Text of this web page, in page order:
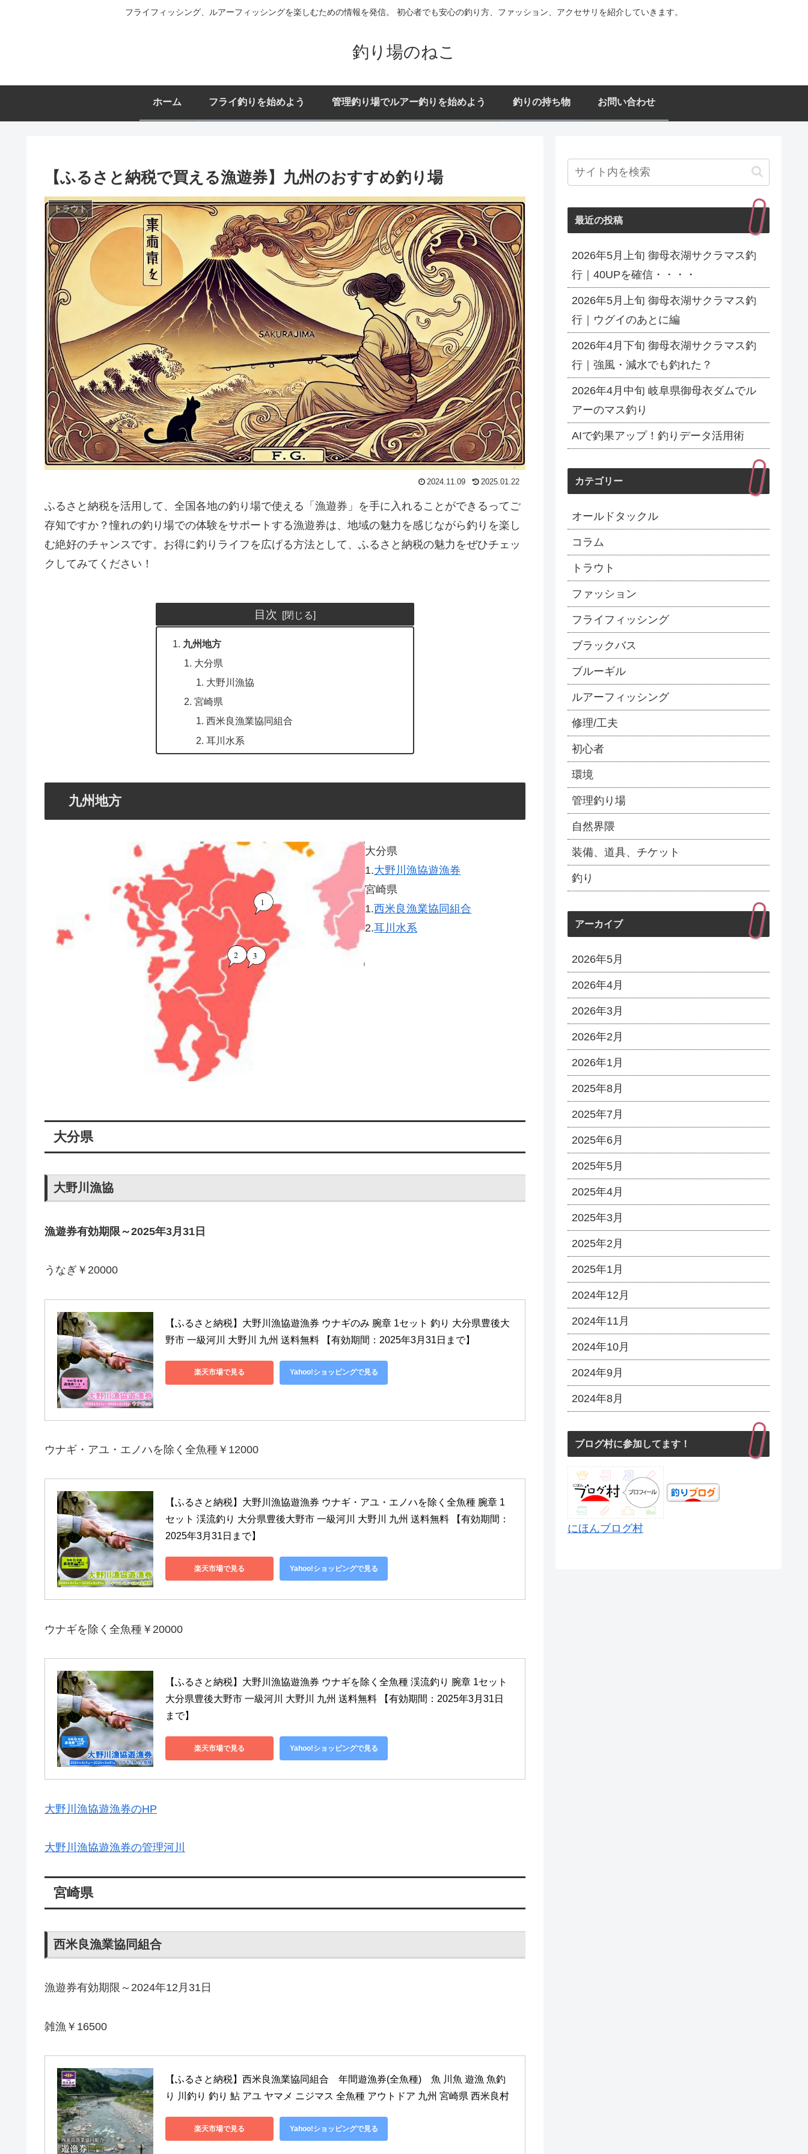
フライフィッシング、ルアーフィッシングを楽しむための情報を発信。 初心者でも安心の釣り方、ファッション、アクセサリを紹介していきます。
釣り場のねこ
ホーム フライ釣りを始めよう 管理釣り場でルアー釣りを始めよう 釣りの持ち物 お問い合わせ
【ふるさと納税で買える漁遊券】九州のおすすめ釣り場
トラウト
2024.11.09 2025.01.22
ふるさと納税を活用して、全国各地の釣り場で使える「漁遊券」を手に入れることができるってご
存知ですか？憧れの釣り場での体験をサポートする漁遊券は、地域の魅力を感じながら釣りを楽し
む絶好のチャンスです。お得に釣りライフを広げる方法として、ふるさと納税の魅力をぜひチェッ
クしてみてください！
目次
九州地方
大分県
大野川漁協
宮崎県
西米良漁業協同組合
耳川水系
九州地方
大分県
1.大野川漁協遊漁券
宮崎県
1.西米良漁業協同組合
2.耳川水系
大分県
大野川漁協
漁遊券有効期限～2025年3月31日
うなぎ￥20000
【ふるさと納税】大野川漁協遊漁券 ウナギのみ 腕章 1セット 釣り 大分県豊後大
野市 一級河川 大野川 九州 送料無料 【有効期間：2025年3月31日まで】
楽天市場で見る Yahoo!ショッピングで見る
ウナギ・アユ・エノハを除く全魚種￥12000
【ふるさと納税】大野川漁協遊漁券 ウナギ・アユ・エノハを除く全魚種 腕章 1
セット 渓流釣り 大分県豊後大野市 一級河川 大野川 九州 送料無料 【有効期間：
2025年3月31日まで】
楽天市場で見る Yahoo!ショッピングで見る
ウナギを除く全魚種￥20000
【ふるさと納税】大野川漁協遊漁券 ウナギを除く全魚種 渓流釣り 腕章 1セット
大分県豊後大野市 一級河川 大野川 九州 送料無料 【有効期間：2025年3月31日
まで】
楽天市場で見る Yahoo!ショッピングで見る
大野川漁協遊漁券のHP
大野川漁協遊漁券の管理河川
宮崎県
西米良漁業協同組合
漁遊券有効期限～2024年12月31日
雑漁￥16500
【ふるさと納税】西米良漁業協同組合　年間遊漁券(全魚種)　魚 川魚 遊漁 魚釣
り 川釣り 釣り 鮎 アユ ヤマメ ニジマス 全魚種 アウトドア 九州 宮崎県 西米良村
楽天市場で見る Yahoo!ショッピングで見る
最近の投稿
2026年5月上旬 御母衣湖サクラマス釣
行｜40UPを確信・・・・
2026年5月上旬 御母衣湖サクラマス釣
行｜ウグイのあとに編
2026年4月下旬 御母衣湖サクラマス釣
行｜強風・減水でも釣れた？
2026年4月中旬 岐阜県御母衣ダムでル
アーのマス釣り
AIで釣果アップ！釣りデータ活用術
カテゴリー
オールドタックル
コラム
トラウト
ファッション
フライフィッシング
ブラックバス
ブルーギル
ルアーフィッシング
修理/工夫
初心者
環境
管理釣り場
自然界隈
装備、道具、チケット
釣り
アーカイブ
2026年5月
2026年4月
2026年3月
2026年2月
2026年1月
2025年8月
2025年7月
2025年6月
2025年5月
2025年4月
2025年3月
2025年2月
2025年1月
2024年12月
2024年11月
2024年10月
2024年9月
2024年8月
ブログ村に参加してます！
にほんブログ村